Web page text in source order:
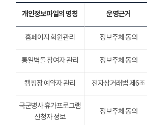
개인정보파일의 명칭 운영근거
홈페이지 회원관리 정보주체 동의
통일벽돌 참여자 관리 정보주체 동의
캠핑장 예약자 관리 전자상거래법 제6조
국군병사 휴가프로그램
신청자 정보
정보주체 동의